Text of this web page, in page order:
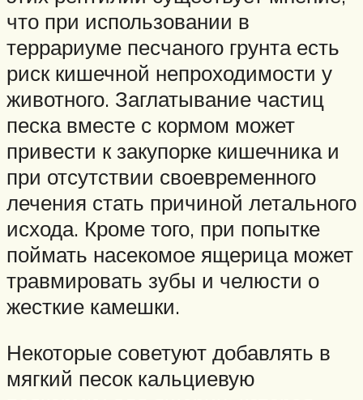
что при использовании в
террариуме песчаного грунта есть
риск кишечной непроходимости у
животного. Заглатывание частиц
песка вместе с кормом может
привести к закупорке кишечника и
при отсутствии своевременного
лечения стать причиной летального
исхода. Кроме того, при попытке
поймать насекомое ящерица может
травмировать зубы и челюсти о
жесткие камешки.
Некоторые советуют добавлять в
мягкий песок кальциевую